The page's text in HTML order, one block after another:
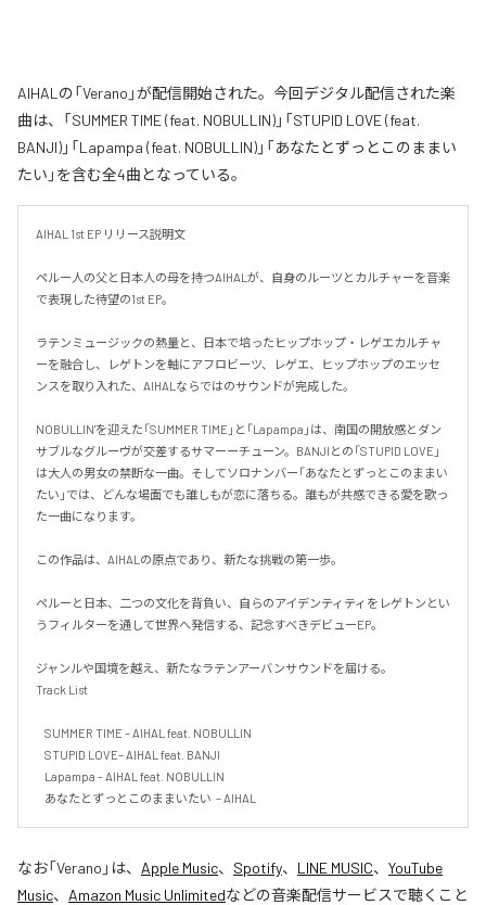
AIHALの「Verano」が配信開始された。今回デジタル配信された楽
曲は、「SUMMER TIME (feat. NOBULLIN)」「STUPID LOVE (feat.
BANJI)」「Lapampa (feat. NOBULLIN)」「あなたとずっとこのままい
たい」を含む全4曲となっている。
AIHAL 1st EP リリース説明文
ペルー人の父と日本人の母を持つAIHALが、自身のルーツとカルチャーを音楽
で表現した待望の1st EP。
ラテンミュージックの熱量と、日本で培ったヒップホップ・レゲエカルチャ
ーを融合し、レゲトンを軸にアフロビーツ、レゲエ、ヒップホップのエッセ
ンスを取り入れた、AIHALならではのサウンドが完成した。
NOBULLIN'を迎えた「SUMMER TIME」と「Lapampa」は、南国の開放感とダン
サブルなグルーヴが交差するサマーーチューン。BANJIとの「STUPID LOVE」
は大人の男女の禁断な一曲。そしてソロナンバー「あなたとずっとこのままい
たい」では、どんな場面でも誰しもが恋に落ちる。誰もが共感できる愛を歌っ
た一曲になります。
この作品は、AIHALの原点であり、新たな挑戦の第一歩。
ペルーと日本、二つの文化を背負い、自らのアイデンティティをレゲトンとい
うフィルターを通して世界へ発信する、記念すべきデビューEP。
ジャンルや国境を越え、新たなラテンアーバンサウンドを届ける。
Track List
    あなたとずっとこのままいたい  – AIHAL
なお「Verano 」は、 Apple Music、 Spotify、 LINE MUSIC、 YouTube
Music、 Amazon Music Unlimitedなどの音楽配信サービスで聴くこと